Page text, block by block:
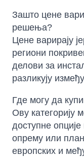
Зашто цене
решења?
Цене варирају
региони
делови за
разликују
Где могу да
Ову категорију
доступне
опрему или
европских и